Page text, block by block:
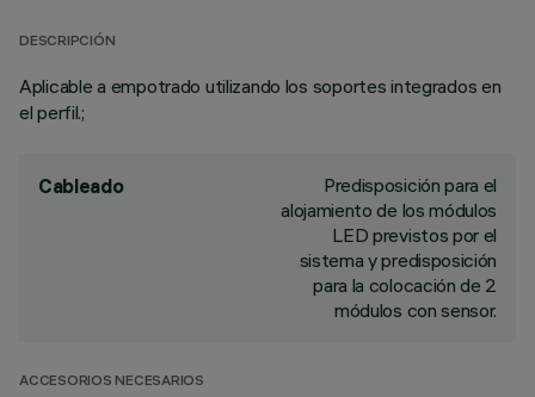
DESCRIPCIÓN
Aplicable a empotrado utilizando los soportes integrados en
el perfil.;
Cableado
Predisposición para el
alojamiento de los módulos
LED previstos por el
sistema y predisposición
para la colocación de 2
módulos con sensor.
ACCESORIOS NECESARIOS